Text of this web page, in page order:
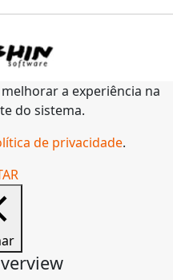
a experiência na
do sistema.
de privacidade.